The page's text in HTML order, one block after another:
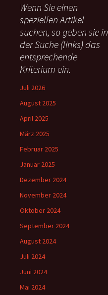
n
n
a
c
:
Wenn Sie einen
speziellen Artikel
suchen, so geben sie in
der Suche (links) das
entsprechende
Kriterium ein.
Juli 2026
August 2025
April 2025
März 2025
Februar 2025
Januar 2025
Dezember 2024
November 2024
Oktober 2024
September 2024
August 2024
Juli 2024
Juni 2024
Mai 2024